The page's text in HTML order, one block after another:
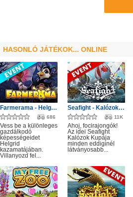
HASONLÓ JÁTÉKOK... ONLINE
Farmerama - Helgrid utazása
686
Vess be a különleges
gazdálkodó
képességeidet
Helgrid
kazamatájában.
Villanyozd fel...
Seafight - Kalózok Kupája: Óceán bajnokai
11K
Ahoj, focirajongók!
Az idei Seafight
Kalózok Kupája
minden eddiginél
látványosabb...